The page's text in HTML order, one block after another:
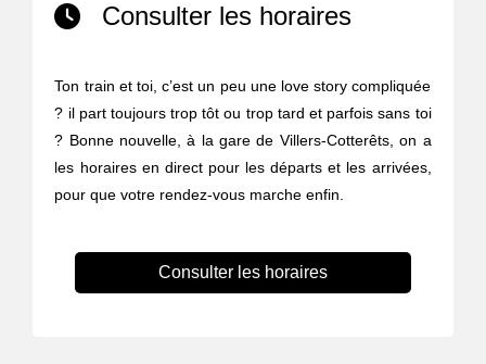
Consulter les horaires
Ton train et toi, c’est un peu une love story compliquée
? il part toujours trop tôt ou trop tard et parfois sans toi
? Bonne nouvelle, à la gare de Villers-Cotterêts, on a
les horaires en direct pour les départs et les arrivées,
pour que votre rendez-vous marche enfin.
Consulter les horaires